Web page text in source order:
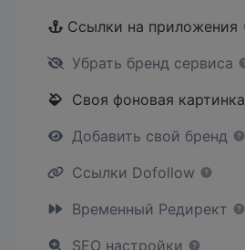
Ссылки на приложения
Убрать бренд сервиса
Своя фоновая картинка
Добавить свой бренд
Ссылки Dofollow
Временный Редирект
SEO настройки